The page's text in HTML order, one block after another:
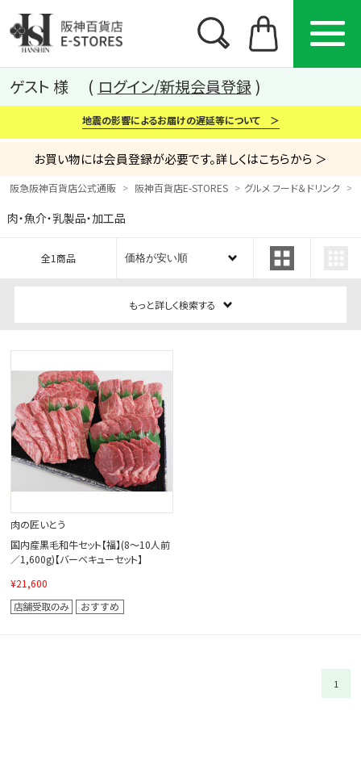
カテゴリー ブランド 特集
から探す
閉じる
ゲスト 様 ログイン/新規会員登録
地震の影響によるお届けの遅延等について ＞
お買い物には会員登録が必要です。詳しくはこちらから ＞
阪急阪神百貨店公式通販 阪神百貨店E-STORES グルメ フード＆ドリンク
肉・魚介・乳製品・加工品
全1商品
もっと詳しく検索する
肉の匠いとう
国内産黒毛和牛セット【福】(8～10人前
／1,600g)【バーベキューセット】
¥21,600
1